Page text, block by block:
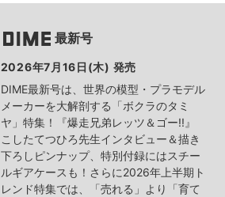
最新号
2026年7月16日(木) 発売
DIME最新号は、世界の模型・プラモデル
メーカーを大解剖する「ボクラのタミ
ヤ」特集！『爆走兄弟レッツ＆ゴー!!』
こしたてつひろ先生インタビュー＆描き
下ろしピンナップ、特別付録にはスチー
ルギアケースも！さらに2026年上半期ト
レンド特集では、「売れる」より「育て